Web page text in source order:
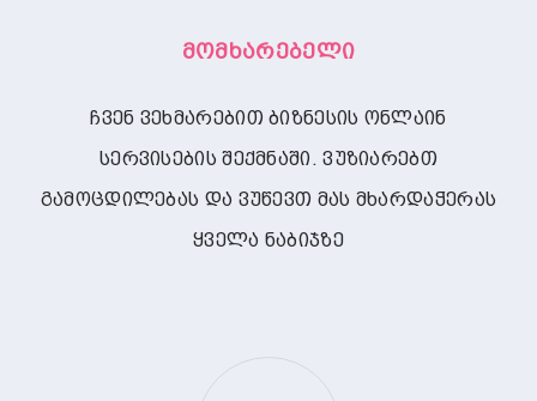
Მომხარებელი
ჩვენ ვეხმარებით ბიზნესის ონლაინ
სერვისების შექმნაში. ვუზიარებთ
გამოცდილებას და ვუწევთ მას მხარდაჭერას
ყველა ნაბიჯზე